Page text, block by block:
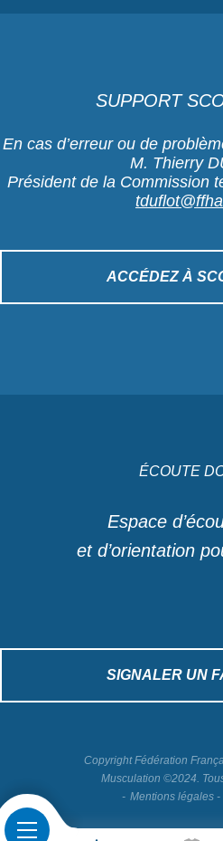
SUPPORT
En cas d’erreur ou de
M. Thierry
Président de la Commission
ACCÉDEZ À
ÉCOUTE
Espace
et d’orientation
SIGNALER UN
Copyright Fédération
Musculation ©2024.
Mentions légales